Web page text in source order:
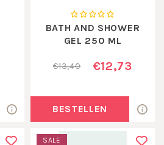
BATH AND SHOWER
GEL 250 ML
€13,40 €12,73
BESTELLEN
SALE